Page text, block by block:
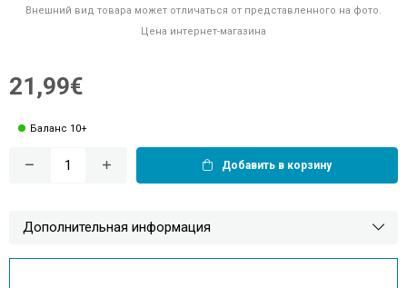
Внешний вид товара может отличаться от представленного на фото.
Цена интернет-магазина
21,99€
Баланс 10+
Добавить в корзину
Дополнительная информация